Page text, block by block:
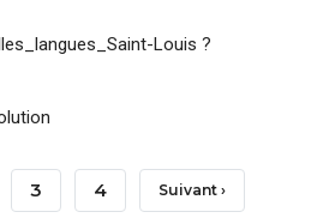
Louis ?
Page
3 Page
4 Page
Suivant ›